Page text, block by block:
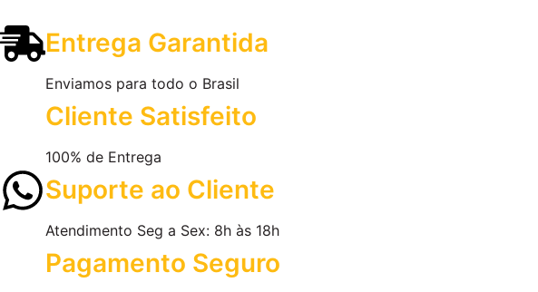
Entrega Garantida
Enviamos para todo o Brasil
Cliente Satisfeito
100% de Entrega
Suporte ao Cliente
Atendimento Seg a Sex: 8h às 18h
Pagamento Seguro